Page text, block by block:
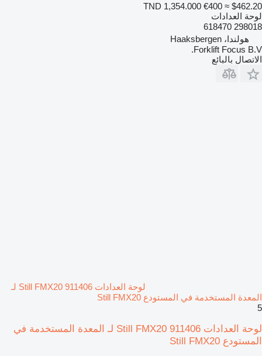
TND 1,354.000 €400 ≈ $462.20
لوحة العدادات
298018 618470
هولندا، Haaksbergen
Forklift Focus B.V.
الاتصال بالبائع
لوحة العدادات Still FMX20 911406 لـ
المعدة المستخدمة في المستودع Still FMX20
5
لوحة العدادات Still FMX20 911406 لـ المعدة المستخدمة في
المستودع Still FMX20